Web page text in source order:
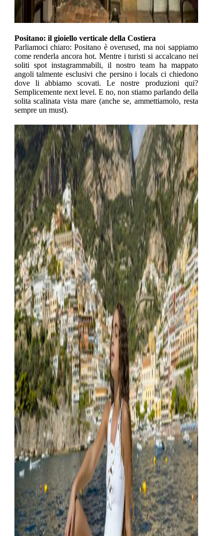
Positano: il gioiello verticale della Costiera
Parliamoci chiaro: Positano è overused, ma noi sappiamo
come renderla ancora hot. Mentre i turisti si accalcano nei
soliti spot instagrammabili, il nostro team ha mappato
angoli talmente esclusivi che persino i locals ci chiedono
dove li abbiamo scovati. Le nostre produzioni qui?
Semplicemente next level. E no, non stiamo parlando della
solita scalinata vista mare (anche se, ammettiamolo, resta
sempre un must).